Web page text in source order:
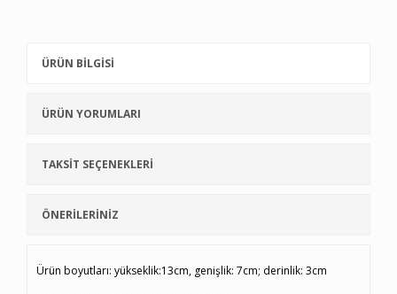
ÜRÜN BİLGİSİ
ÜRÜN YORUMLARI
TAKSİT SEÇENEKLERİ
ÖNERİLERİNİZ
Ürün boyutları: yükseklik:13cm, genişlik: 7cm; derinlik: 3cm